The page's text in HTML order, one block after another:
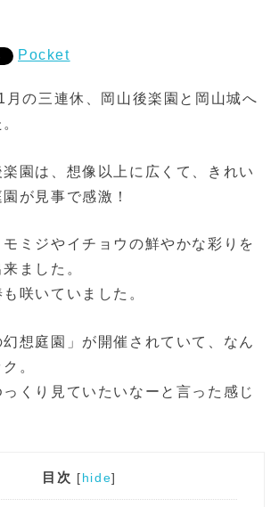
Pocket
月の三連休、岡山後楽園と岡山城へ
園は、想像以上に広くて、きれい
が見事で感激！
ミジやイチョウの鮮やかな彩りを
ました。
咲いていました。
想庭園」が開催されていて、なん
。
くり見ていたいなーと言った感じ
目次 [ hide]